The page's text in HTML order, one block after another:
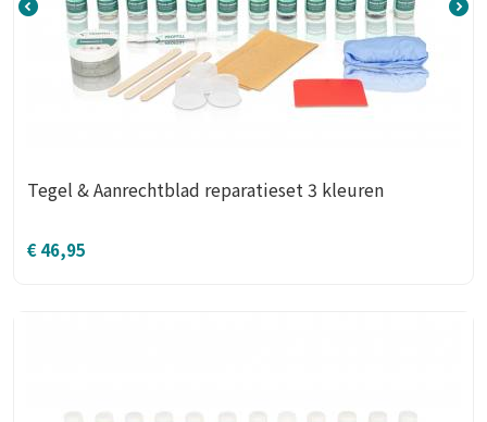
Tegel & Aanrechtblad reparatieset 3 kleuren
€46,95